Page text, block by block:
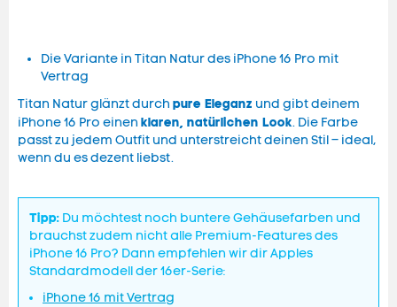
Die Variante in Titan Natur des iPhone 16 Pro mit
Vertrag
Titan Natur glänzt durch pure Eleganz und gibt deinem
iPhone 16 Pro einen klaren, natürlichen Look. Die Farbe
passt zu jedem Outfit und unterstreicht deinen Stil – ideal,
wenn du es dezent liebst.
Tipp: Du möchtest noch buntere Gehäusefarben und
brauchst zudem nicht alle Premium-Features des
iPhone 16 Pro? Dann empfehlen wir dir Apples
Standardmodell der 16er-Serie:
iPhone 16 mit Vertrag